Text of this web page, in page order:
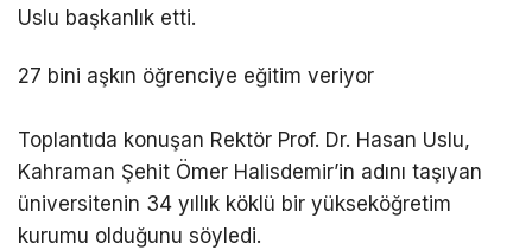
Uslu başkanlık etti.
27 bini aşkın öğrenciye eğitim veriyor
Toplantıda konuşan Rektör Prof. Dr. Hasan Uslu,
Kahraman Şehit Ömer Halisdemir’in adını taşıyan
üniversitenin 34 yıllık köklü bir yükseköğretim
kurumu olduğunu söyledi.